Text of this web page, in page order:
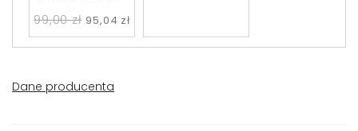
99,00 zł 95,04 zł
Dane producenta